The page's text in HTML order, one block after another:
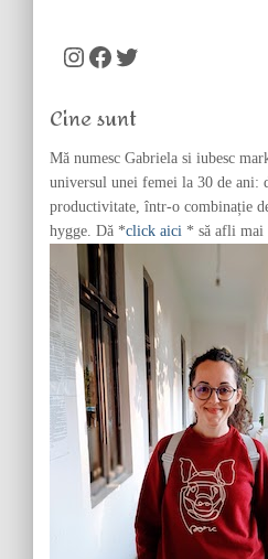
o
Instagram Facebook Twitter
Cine sunt
Mă numesc Gabriela si iubesc
universul unei femei la 30 de ani:
productivitate, într-o combinație
hygge. Dă *click aici * să afli mai